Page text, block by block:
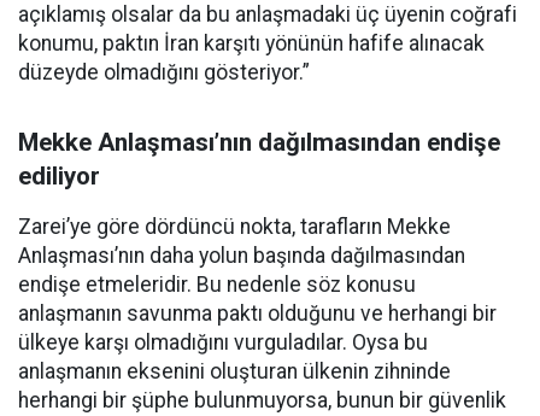
açıklamış olsalar da bu anlaşmadaki üç üyenin coğrafi
konumu, paktın İran karşıtı yönünün hafife alınacak
düzeyde olmadığını gösteriyor.”
Mekke Anlaşması’nın dağılmasından endişe
ediliyor
Zarei’ye göre dördüncü nokta, tarafların Mekke
Anlaşması’nın daha yolun başında dağılmasından
endişe etmeleridir. Bu nedenle söz konusu
anlaşmanın savunma paktı olduğunu ve herhangi bir
ülkeye karşı olmadığını vurguladılar. Oysa bu
anlaşmanın eksenini oluşturan ülkenin zihninde
herhangi bir şüphe bulunmuyorsa, bunun bir güvenlik